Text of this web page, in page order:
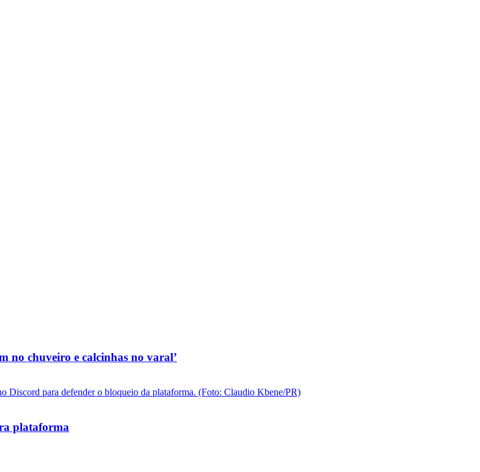
no chuveiro e calcinhas no varal’
plataforma